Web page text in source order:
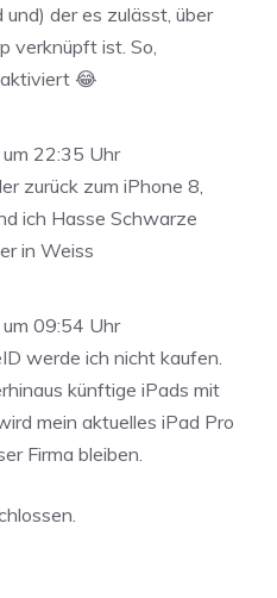
und) der es zulässt, über
verknüpft ist. So,
😂
22:35 Uhr
zurück zum iPhone 8,
ich Hasse Schwarze
in Weiss
09:54 Uhr
werde ich nicht kaufen.
künftige iPads mit
mein aktuelles iPad Pro
Firma bleiben.